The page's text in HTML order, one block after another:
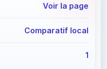
Voir la page
Comparatif local
1